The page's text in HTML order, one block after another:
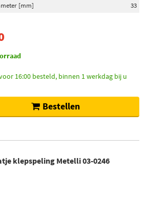
[mm] 33
16:00 besteld, binnen 1 werkdag bij u
Bestellen
klepspeling Metelli 03-0246